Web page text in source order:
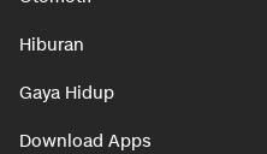
Hiburan
Gaya Hidup
Download Apps